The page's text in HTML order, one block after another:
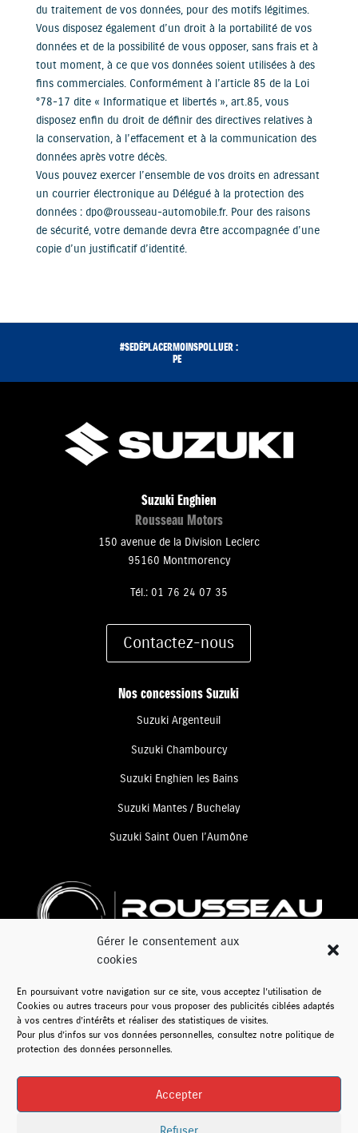
Gérer le consentement aux
cookies
En poursuivant votre navigation sur ce site, vous acceptez l’utilisation de
Cookies ou autres traceurs pour vous proposer des publicités ciblées adaptés
à vos centres d’intérêts et réaliser des statistiques de visites.
Pour plus d’infos sur vos données personnelles, consultez notre politique de
protection des données personnelles.
Accepter
Refuser
du traitement de vos données, pour des motifs légitimes.
Vous disposez également d’un droit à la portabilité de vos
données et de la possibilité de vous opposer, sans frais et à
tout moment, à ce que vos données soient utilisées à des
fins commerciales. Conformément à l’article 85 de la Loi
°78-17 dite « Informatique et libertés », art.85, vous
disposez enfin du droit de définir des directives relatives à
la conservation, à l’effacement et à la communication des
données après votre décès.
Vous pouvez exercer l’ensemble de vos droits en adressant
un courrier électronique au Délégué à la protection des
données : dpo@rousseau-automobile.fr. Pour des raisons
de sécurité, votre demande devra être accompagnée d’une
copie d’un justificatif d’identité.
#SEDÉPLACERMOINSPOLLUER :
PENSEZ À COV
Suzuki Enghien
Rousseau Motors
150 avenue de la Division Leclerc
95160 Montmorency
Tél.: 01 76 24 07 35
Contactez-nous
Nos concessions Suzuki
Suzuki Argenteuil
Suzuki Chambourcy
Suzuki Enghien les Bains
Suzuki Mantes / Buchelay
Suzuki Saint Ouen l’Aumône
www.rousseau-auto.com
Plus de 50 ans d’expérience
dans la mobilité automobile
© 2024 – Rousseau Motors | Rousseau Automobile
Informations légales|Données personnelles